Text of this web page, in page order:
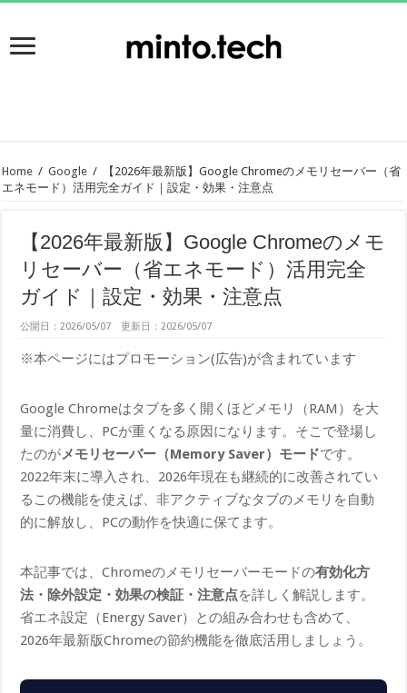
Home / Google /
【2026年最新版】Google Chromeのメモリセーバー（省
エネモード）活用完全ガイド｜設定・効果・注意点
【2026年最新版】Google Chromeのメモ
リセーバー（省エネモード）活用完全
ガイド｜設定・効果・注意点
公開日：2026/05/07 更新日：2026/05/07
※本ページにはプロモーション(広告)が含まれています
Google Chromeはタブを多く開くほどメモリ（RAM）を大
量に消費し、PCが重くなる原因になります。そこで登場し
たのがメモリセーバー（Memory Saver）モードです。
2022年末に導入され、2026年現在も継続的に改善されてい
るこの機能を使えば、非アクティブなタブのメモリを自動
的に解放し、PCの動作を快適に保てます。
本記事では、Chromeのメモリセーバーモードの有効化方
法・除外設定・効果の検証・注意点を詳しく解説します。
省エネ設定（Energy Saver）との組み合わせも含めて、
2026年最新版Chromeの節約機能を徹底活用しましょう。